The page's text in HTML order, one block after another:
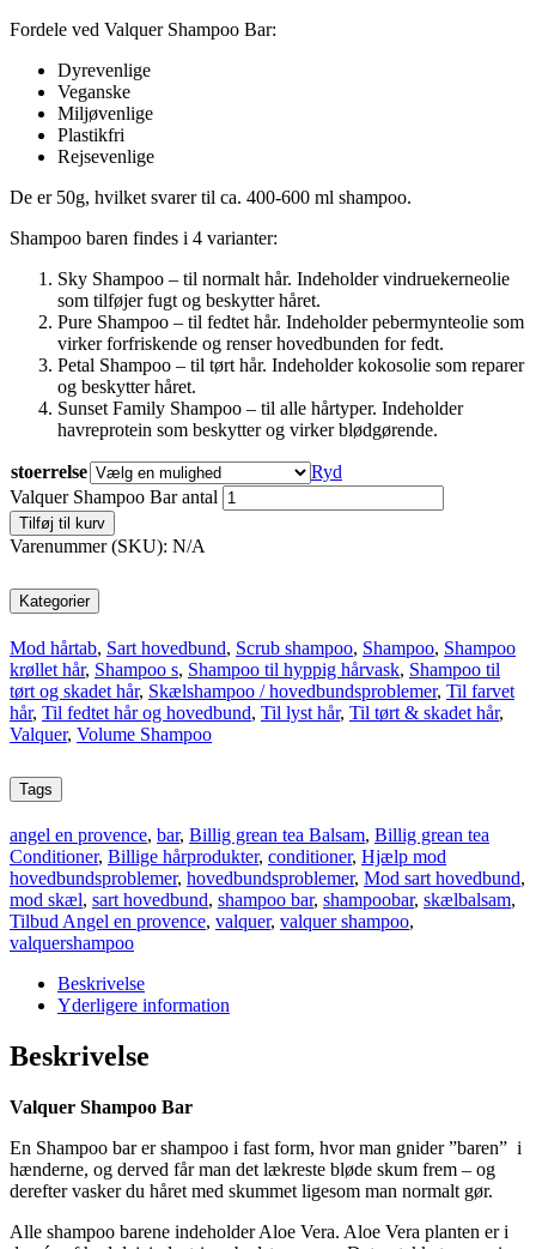
Fordele ved Valquer Shampoo Bar:
Dyrevenlige
Veganske
Miljøvenlige
Plastikfri
Rejsevenlige
De er 50g, hvilket svarer til ca. 400-600 ml shampoo.
Shampoo baren findes i 4 varianter:
Sky Shampoo – til normalt hår. Indeholder vindruekerneolie
som tilføjer fugt og beskytter håret.
Pure Shampoo – til fedtet hår. Indeholder pebermynteolie som
virker forfriskende og renser hovedbunden for fedt.
Petal Shampoo – til tørt hår. Indeholder kokosolie som reparer
og beskytter håret.
Sunset Family Shampoo – til alle hårtyper. Indeholder
havreprotein som beskytter og virker blødgørende.
stoerrelse
Ryd
Valquer Shampoo Bar antal
Tilføj til kurv
Varenummer (SKU): N/A
Kategorier
Mod hårtab, Sart hovedbund, Scrub shampoo, Shampoo, Shampoo
krøllet hår, Shampoo s, Shampoo til hyppig hårvask, Shampoo til
tørt og skadet hår, Skælshampoo / hovedbundsproblemer, Til farvet
hår, Til fedtet hår og hovedbund, Til lyst hår, Til tørt & skadet hår,
Valquer, Volume Shampoo
Tags
angel en provence, bar, Billig grean tea Balsam, Billig grean tea
Conditioner, Billige hårprodukter, conditioner, Hjælp mod
hovedbundsproblemer, hovedbundsproblemer, Mod sart hovedbund,
mod skæl, sart hovedbund, shampoo bar, shampoobar, skælbalsam,
Tilbud Angel en provence, valquer, valquer shampoo,
valquershampoo
Beskrivelse
Yderligere information
Beskrivelse
Valquer Shampoo Bar
En Shampoo bar er shampoo i fast form, hvor man gnider ”baren” i
hænderne, og derved får man det lækreste bløde skum frem – og
derefter vasker du håret med skummet ligesom man normalt gør.
Alle shampoo barene indeholder Aloe Vera. Aloe Vera planten er i